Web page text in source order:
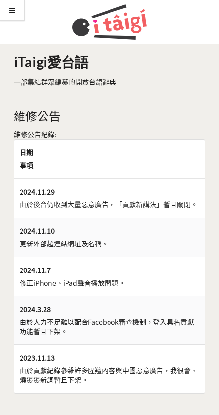
iTaigi愛台語
一部集結群眾編纂的開放台語辭典
維修公告
維修公告紀錄:
日期
事項
2024.11.29
由於後台仍收到大量惡意廣告，「貢獻新講法」暫且關閉。
2024.11.10
更新外部超連結網址及名稱。
2024.11.7
修正iPhone、iPad聲音播放問題。
2024.3.28
由於人力不足難以配合Facebook審查機制，登入具名貢獻
功能暫且下架。
2023.11.13
由於貢獻紀錄參雜許多腥羶內容與中國惡意廣告，我很會、
燒燙燙新詞暫且下架。